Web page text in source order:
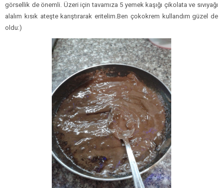
görsellik de önemli. Üzeri için tavamıza 5 yemek kaşığı çikolata ve sıvıyağı
alalım kısık ateşte karıştırarak eritelim.Ben çokokrem kullandım güzel de
oldu:)